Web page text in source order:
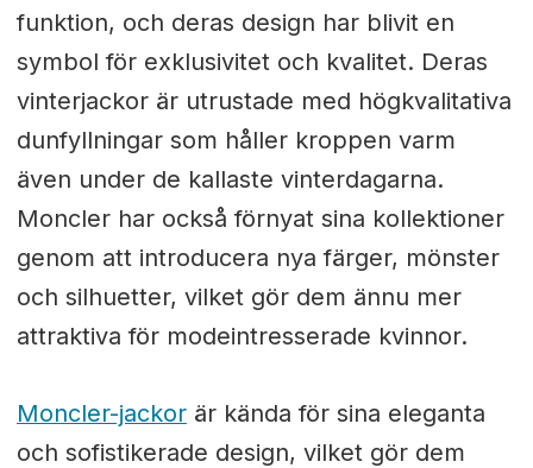
funktion, och deras design har blivit en
symbol för exklusivitet och kvalitet. Deras
vinterjackor är utrustade med högkvalitativa
dunfyllningar som håller kroppen varm
även under de kallaste vinterdagarna.
Moncler har också förnyat sina kollektioner
genom att introducera nya färger, mönster
och silhuetter, vilket gör dem ännu mer
attraktiva för modeintresserade kvinnor.
Moncler-jackorär kända för sina eleganta
och sofistikerade design, vilket gör dem